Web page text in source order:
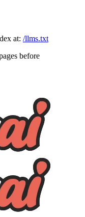
at: /llms.txt
before